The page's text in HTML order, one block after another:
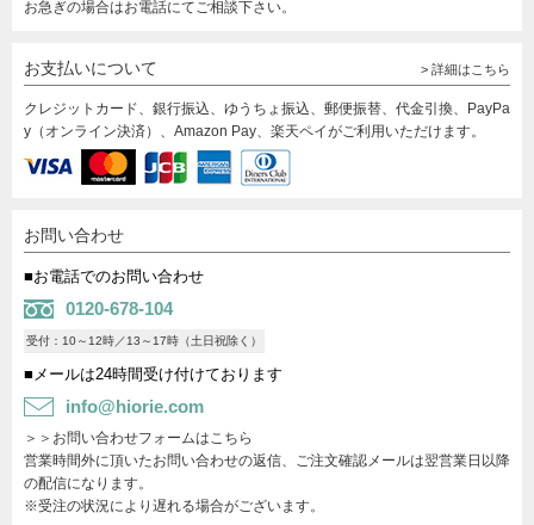
お急ぎの場合はお電話にてご相談下さい。
お支払いについて > 詳細はこちら
クレジットカード、銀行振込、ゆうちょ振込、郵便振替、代金引換、PayPa
y（オンライン決済）、Amazon Pay、楽天ペイがご利用いただけます。
お問い合わせ
■お電話でのお問い合わせ
0120-678-104
受付：10～12時／13～17時（土日祝除く）
■メールは24時間受け付けております
info@hiorie.com
＞＞お問い合わせフォームはこちら
営業時間外に頂いたお問い合わせの返信、ご注文確認メールは翌営業日以降
の配信になります。
※受注の状況により遅れる場合がございます。